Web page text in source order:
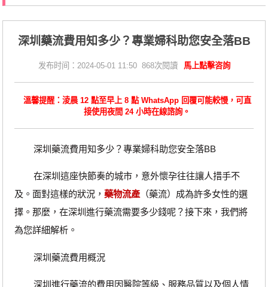
​深圳藥流費用知多少？專業婦科助您安全落BB
发布时间：2024-05-01 11:50 868次閱讀 馬上點擊咨詢
溫馨提醒：淩晨 12 點至早上 8 點 WhatsApp 回覆可能較慢，可直
接使用夜間 24 小時在線諮詢。
深圳藥流費用知多少？專業婦科助您安全落BB
在深圳這座快節奏的城市，意外懷孕往往讓人措手不
及。面對這樣的狀況， 藥物流產（藥流）成為許多女性的選
擇。那麼，在深圳進行藥流需要多少錢呢？接下來，我們將
為您詳細解析。
深圳藥流費用概況
深圳進行藥流的費用因醫院等級、服務品質以及個人情